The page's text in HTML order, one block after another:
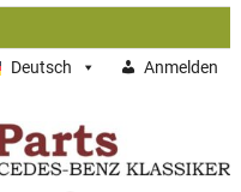
Deutsch Anmelden